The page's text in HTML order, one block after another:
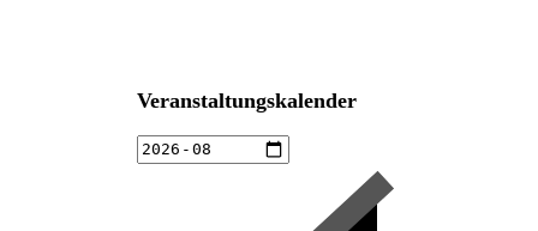
Veranstaltungskalender